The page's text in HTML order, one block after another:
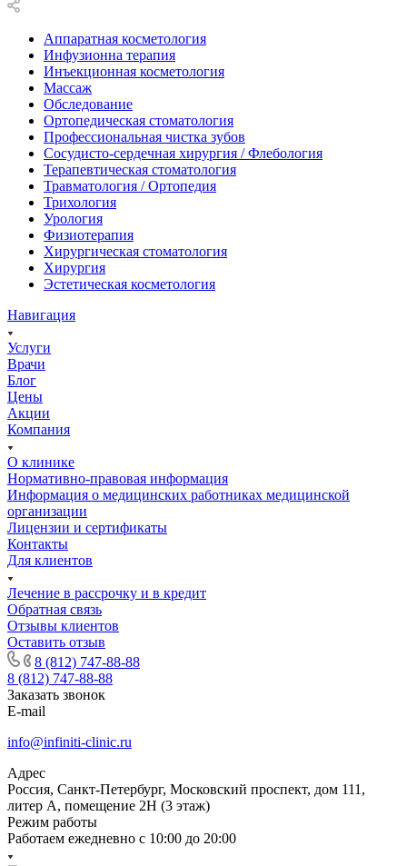
Аппаратная косметология
Инфузионна терапия
Инъекционная косметология
Массаж
Обследование
Ортопедическая стоматология
Профессиональная чистка зубов
Сосудисто-сердечная хирургия / Флебология
Терапевтическая стоматология
Травматология / Ортопедия
Трихология
Урология
Физиотерапия
Хирургическая стоматология
Хирургия
Эстетическая косметология
Навигация
Услуги
Врачи
Блог
Цены
Акции
Компания
О клинике
Нормативно-правовая информация
Информация о медицинских работниках медицинской
организации
Лицензии и сертификаты
Контакты
Для клиентов
Лечение в рассрочку и в кредит
Обратная связь
Отзывы клиентов
Оставить отзыв
8 (812) 747-88-88
8 (812) 747-88-88
Заказать звонок
E-mail
info@infiniti-clinic.ru
Адрес
Россия, Санкт-Петербург, Московский проспект, дом 111,
литер А, помещение 2Н (3 этаж)
Режим работы
Работаем ежедневно с 10:00 до 20:00